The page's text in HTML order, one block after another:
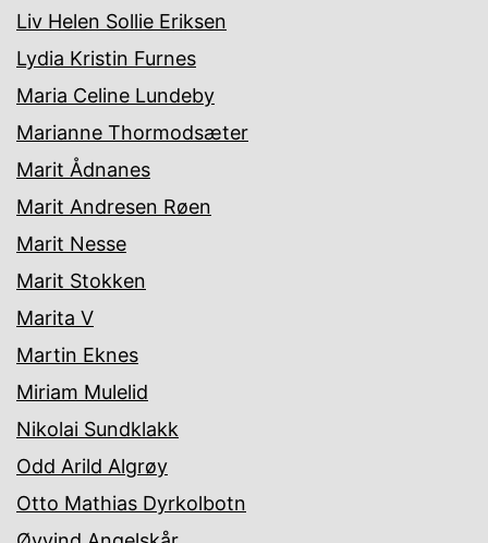
Liv Helen Sollie Eriksen
Lydia Kristin Furnes
Maria Celine Lundeby
Marianne Thormodsæter
Marit Ådnanes
Marit Andresen Røen
Marit Nesse
Marit Stokken
Marita V
Martin Eknes
Miriam Mulelid
Nikolai Sundklakk
Odd Arild Algrøy
Otto Mathias Dyrkolbotn